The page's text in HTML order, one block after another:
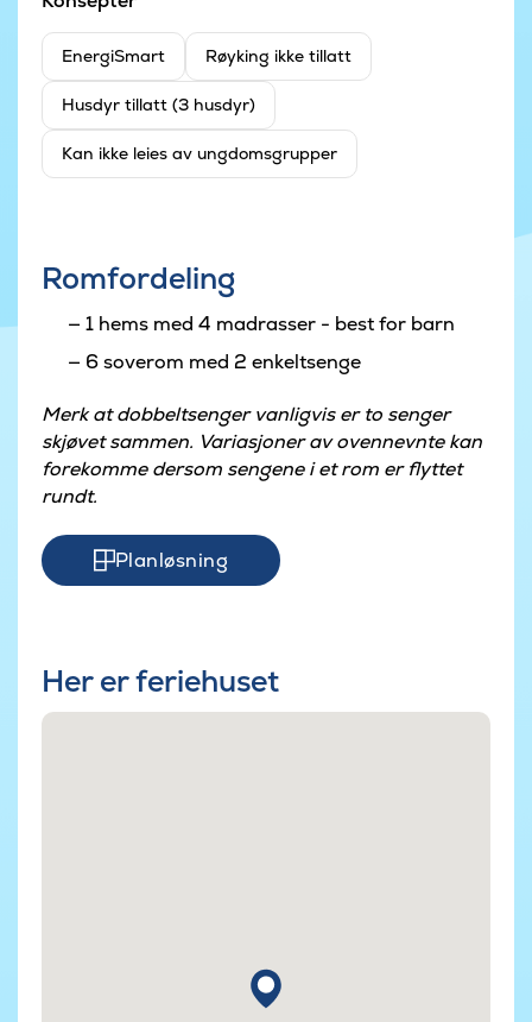
EnergiSmart Røyking ikke tillatt
Husdyr tillatt (3 husdyr)
Kan ikke leies av ungdomsgrupper
Romfordeling
1 hems med 4 madrasser - best for barn
6 soverom med 2 enkeltsenge
Merk at dobbeltsenger vanligvis er to senger
skjøvet sammen. Variasjoner av ovennevnte kan
forekomme dersom sengene i et rom er flyttet
rundt.
Planløsning
Her er feriehuset